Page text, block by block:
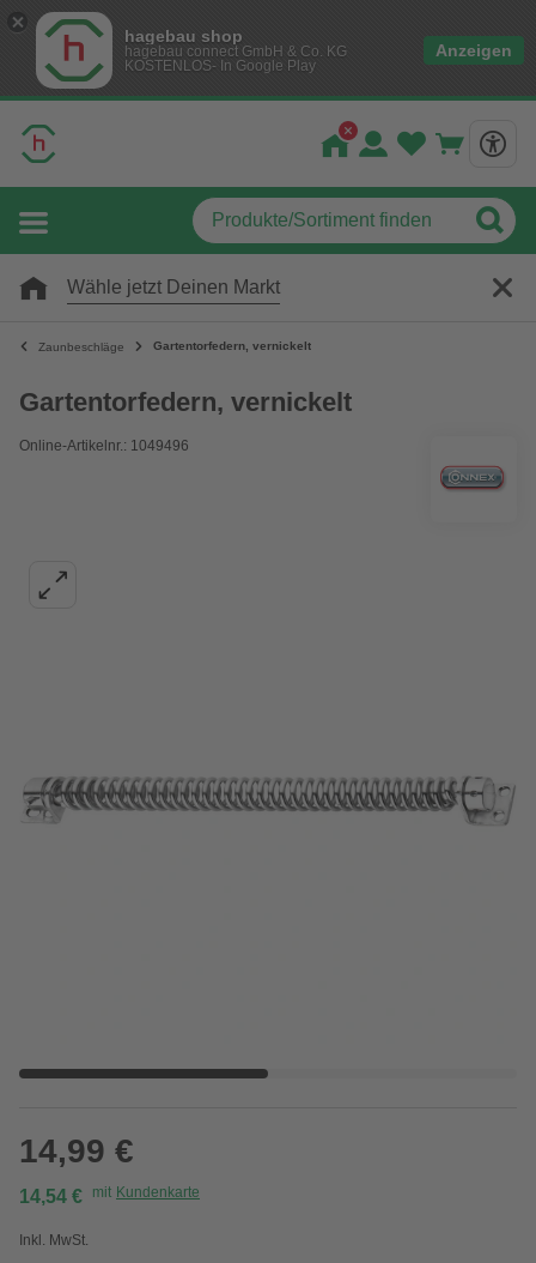
hagebau shop
hagebau connect GmbH & Co. KG
KOSTENLOS- In Google Play
Anzeigen
Wähle jetzt Deinen Markt
Zaunbeschläge Gartentorfedern, vernickelt
Gartentorfedern, vernickelt
Online-Artikelnr.: 1049496
14,99 €
14,54 € mit Kundenkarte
Inkl. MwSt.